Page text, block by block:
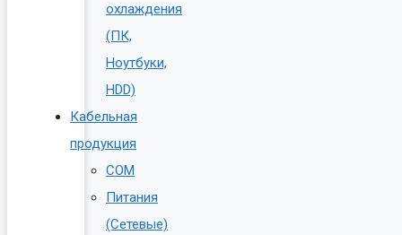
охлаждения
(ПК,
Ноутбуки,
HDD)
Кабельная
продукция
COM
Питания
(Сетевые)